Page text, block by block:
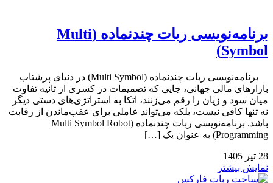
برنامه‌نویسی ربات چندنماده (Multi
Symbol)
برنامه‌نویسی ربات چندنماده (Multi Symbol) در دنیای پرشتاب
بازارهای مالی جهانی، جایی که تصمیمات در کسری از ثانیه تفاوت
میان سود و زیان را رقم می‌زنند، اتکا به استراتژی‌های دستی دیگر
نه تنها کافی نیست، بلکه می‌تواند عاملی برای عقب‌ماندن از رقابت
باشد. برنامه‌نویسی ربات چندنماده (Multi Symbol Robot
Programming) به عنوان یک […]
28 تیر 1405
نمایش بیشتر